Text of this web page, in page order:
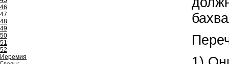
46
47
48
49
50
51
52
Иеремия